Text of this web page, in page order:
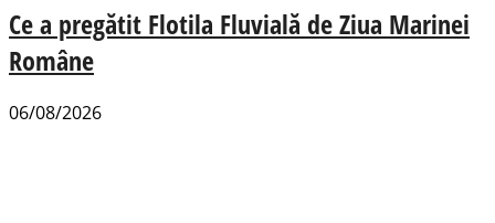
Ce a pregătit Flotila Fluvială de Ziua Marinei
Române
06/08/2026